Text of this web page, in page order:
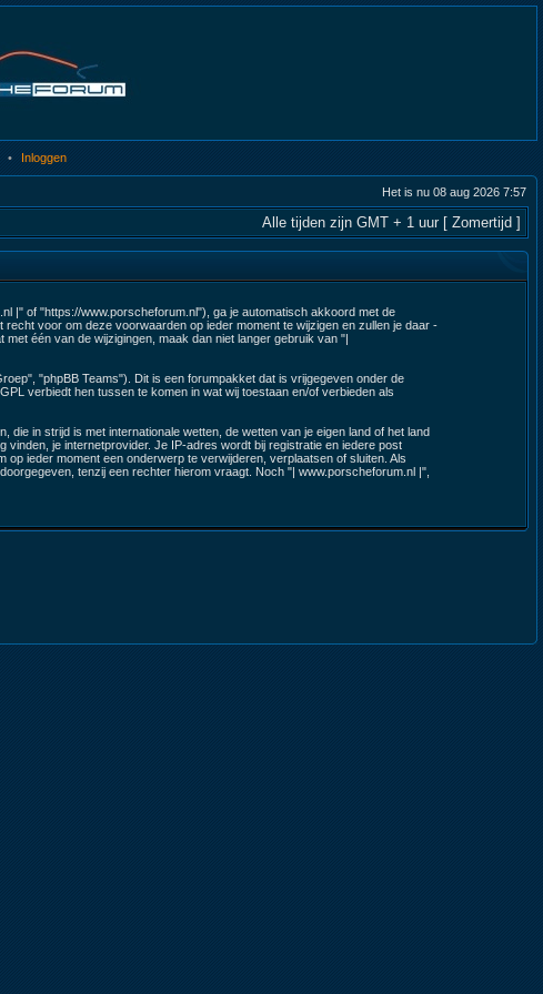
• Inloggen
Het is nu 08 aug 2026 7:57
Alle tijden zijn GMT + 1 uur [ Zomertijd ]
|" of "https://www.porscheforum.nl"), ga je automatisch akkoord met de
voor om deze voorwaarden op ieder moment te wijzigen en zullen je daar -
één van de wijzigingen, maak dan niet langer gebruik van "|
"phpBB Teams"). Dit is een forumpakket dat is vrijgegeven onder de
verbiedt hen tussen te komen in wat wij toestaan en/of verbieden als
in strijd is met internationale wetten, de wetten van je eigen land of het land
je internetprovider. Je IP-adres wordt bij registratie en iedere post
ieder moment een onderwerp te verwijderen, verplaatsen of sluiten. Als
tenzij een rechter hierom vraagt. Noch "| www.porscheforum.nl |",